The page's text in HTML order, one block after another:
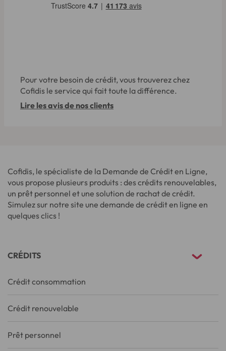
Pour votre besoin de crédit, vous trouverez chez
Cofidis le service qui fait toute la différence.
Lire les avis de nos clients
Cofidis, le spécialiste de la Demande de Crédit en Ligne,
vous propose plusieurs produits : des crédits renouvelables,
un prêt personnel et une solution de rachat de crédit.
Simulez sur notre site une demande de crédit en ligne en
quelques clics !
CRÉDITS
Crédit consommation
Crédit renouvelable
Prêt personnel